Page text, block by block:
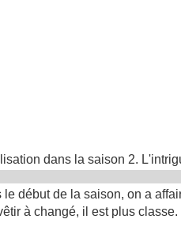
dans la saison 2.
le début de la saison, on a
à changé, il est plus